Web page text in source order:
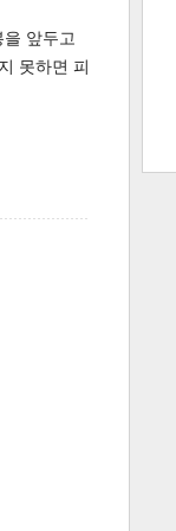
앞두고
못하면 피